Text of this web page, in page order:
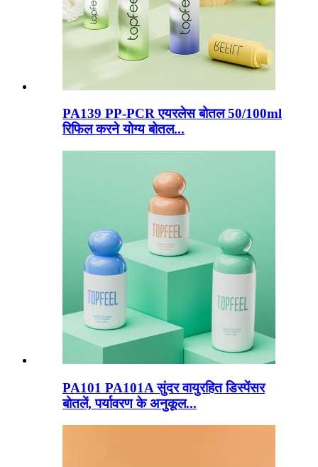
PA139 PP-PCR एयरलेस बोतल 50/100ml
रिफिल करने योग्य बोतल...
PA101 PA101A सुंदर वायुरहित डिस्पेंसर
बोतलें, पर्यावरण के अनुकूल...